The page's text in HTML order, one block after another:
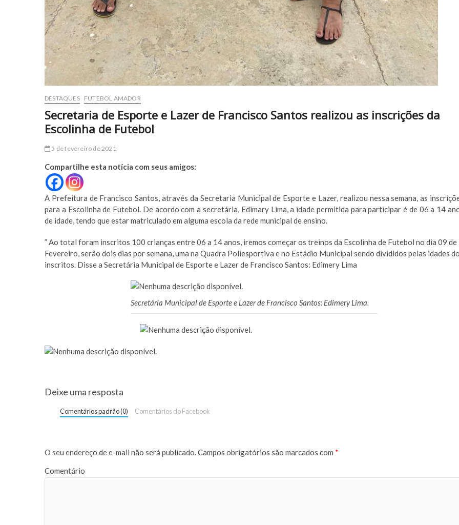
DESTAQUES FUTEBOL AMADOR
Secretaria de Esporte e Lazer de Francisco Santos realizou as inscrições da
Escolinha de Futebol
5 de fevereiro de 2021
Compartilhe esta notícia com seus amigos:
A Prefeitura de Francisco Santos, através da Secretaria Municipal de Esporte e Lazer, realizou nessa semana, as
para a Escolinha de Futebol. De acordo com a secretária, Edimary Lima, a idade permitida para participar é de 06 a 14
de idade, tendo que estar matriculado em alguma escola da rede municipal de ensino.
” Ao total foram inscritos 100 crianças entre 06 a 14 anos, iremos começar os treinos da Escolinha de Futebol no dia 09 de
Fevereiro, serão dois dias por semana, uma na Quadra Poliesportiva e no Estádio Municipal sendo divididos pelas idades
inscritos. Disse a Secretária Municipal de Esporte e Lazer de Francisco Santos: Edimery Lima
Secretária Municipal de Esporte e Lazer de Francisco Santos: Edimery Lima.
Deixe uma resposta
Comentários padrão (0) Comentários do Facebook
O seu endereço de e-mail não será publicado.Campos obrigatórios são marcados com *
Comentário